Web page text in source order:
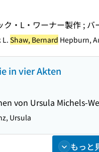
・L・ワーナー製作 ;
L. Shaw, Bernard Hepburn,
in vier Akten
von Ursula Michels-
Ursula
もっと